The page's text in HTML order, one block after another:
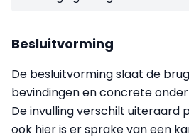
Besluitvorming
De besluitvorming slaat de
bevindingen en concrete
De invulling verschilt uiteraard
ook hier is er sprake van een